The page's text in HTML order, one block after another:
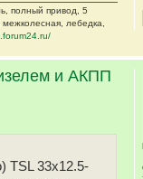
полный привод, 5
лебедка,
и АКПП
TSL 33x12.5-